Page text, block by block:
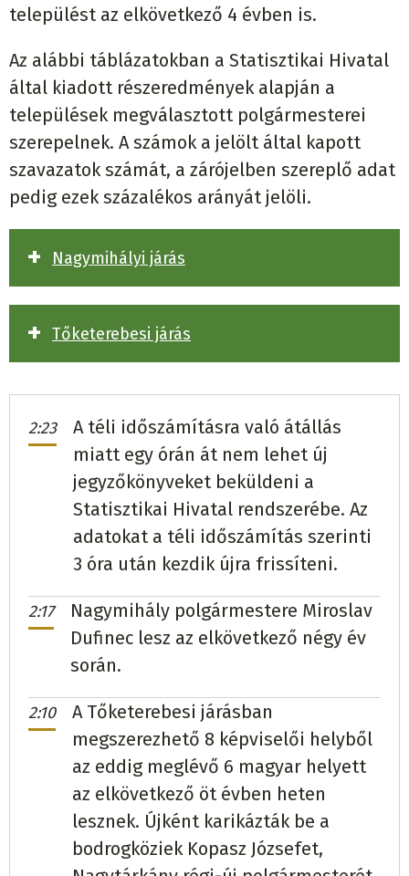
települést az elkövetkező 4 évben is.
Az alábbi táblázatokban a Statisztikai Hivatal
által kiadott részeredmények alapján a
települések megválasztott polgármesterei
szerepelnek. A számok a jelölt által kapott
szavazatok számát, a zárójelben szereplő adat
pedig ezek százalékos arányát jelöli.
Nagymihályi járás
AlsókányaMilan KočiškoHlas-SD94(54,34%)
BajánházaIbolya Bosnyákováfüggetlen125
(52,97%)
Ivana Kolesnáčová független 294 (100%)
BudaházaLóránt Juhászfüggetlen81 (100%)
ButkaJán LörincHlas-SD/SMER - SD408
(66,34%)
Ľudmila Ďurčáková
194(63,61%)
Attila Zsiro független 144 (66,36%)
Vincent Hajdók SZÖVETSÉG260(54,17%)
DeregnyőTibor Jasovskyfüggetlen280(49,38%)
Tőketerebesi járás
AlsómihályiZoltán Tarbajfüggetlen480(62,42%)
Bacska Tomáš AndaházySZÖVETSÉG 264
(85,99%)
Jozef Nemčik
Hlas-SD/SME RODINA/SMER - SD
217 (65,36%)
BarancsViera TóthováHlas-SD92(40,17%)
Dionýz Szabó 264 (45,21%)
BisteRadoslav Palinskýfüggetlen64(66,67%)
BodrogmezőJán Bagonyi független116(52,25%)
BodrogszentesGustáv Liszkai
SZÖVETSÉG/Hlas-SD/SMER - SD281 (63,72%)
2:23
A téli időszámításra való átállás
miatt egy órán át nem lehet új
jegyzőkönyveket beküldeni a
Statisztikai Hivatal rendszerébe. Az
adatokat a téli időszámítás szerinti
3 óra után kezdik újra frissíteni.
2:17
Nagymihály polgármestere Miroslav
Dufinec lesz az elkövetkező négy év
során.
2:10
A Tőketerebesi járásban
megszerezhető 8 képviselői helyből
az eddig meglévő 6 magyar helyett
az elkövetkező öt évben heten
lesznek. Újként karikázták be a
bodrogköziek Kopasz Józsefet,